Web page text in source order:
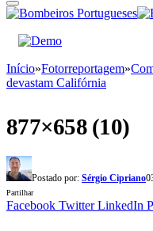
Início»Fotorreportagem»
devastam Califórnia
877×658 (10)
Postado por: Sérgio Cipriano
Partilhar
Facebook Twitter LinkedIn